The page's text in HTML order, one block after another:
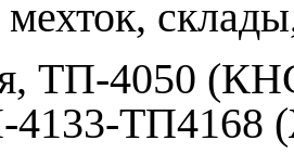
мехток,
ТП-4050
ТП4168